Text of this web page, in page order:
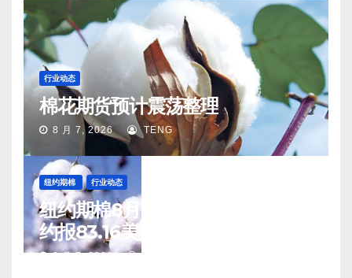
行业动态
棉花期货预计震荡整理
8 月 7, 2026 TENG
纽约期棉 行业动态
纽约期棉8月6日(周四)收涨12月合
约报83.16美分/磅
8 月 7, 2026 TENG